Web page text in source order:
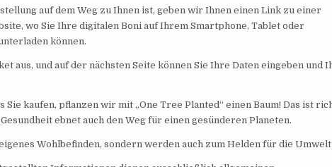
auf dem Weg zu Ihnen ist, geben wir Ihnen einen Link zu einer
wo Sie Ihre digitalen Boni auf Ihrem Smartphone, Tablet oder
können.
aus, und auf der nächsten Seite können Sie Ihre Daten eingeben und
Sie kaufen, pflanzen wir mit „One Tree Planted“ einen Baum! Das ist
ebnet auch den Weg für einen gesünderen Planeten.
Wohlbefinden, sondern werden auch zum Helden für die Umwelt.